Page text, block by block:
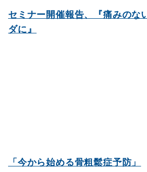
セミナー開催報告、『痛みのな
ダに』
「今から始める骨粗鬆症予防」